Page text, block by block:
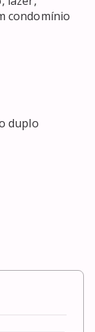
condomínio
duplo